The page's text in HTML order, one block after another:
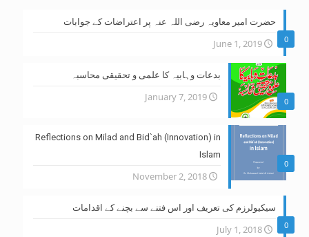
0
حضرت امیر معاویہ رضی اللہ عنہ پر اعتراضات کے جوابات
June 1, 2019
0
بدعات وہابیہ کا علمی و تحقیقی محاسبہ
January 7, 2019
0
Reflections on Milad and Bid`ah (Innovation) in
Islam
November 2, 2018
0
سیکیولرزم کی تعریف اور اس فتنے سے بچنے کے اقدامات
July 1, 2018